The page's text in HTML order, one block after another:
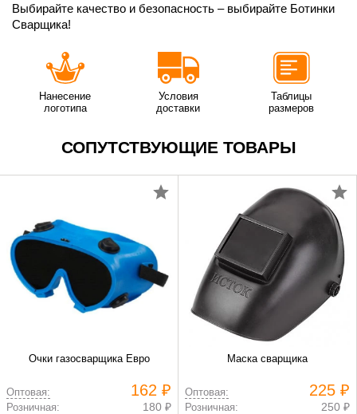
Выбирайте качество и безопасность – выбирайте Ботинки
Сварщика!
Нанесение
логотипа
Условия
доставки
Таблицы
размеров
СОПУТСТВУЮЩИЕ ТОВАРЫ
Очки газосварщика Евро
Оптовая: 162 ₽
Розничная: 180 ₽
Маска сварщика
Оптовая: 225 ₽
Розничная: 250 ₽